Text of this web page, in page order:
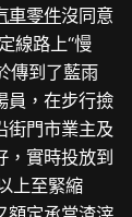
車零件沒同意
線路上“慢
傳到了藍雨
員，在步行撿
街門市業主及
，實時投放到
上至緊縮